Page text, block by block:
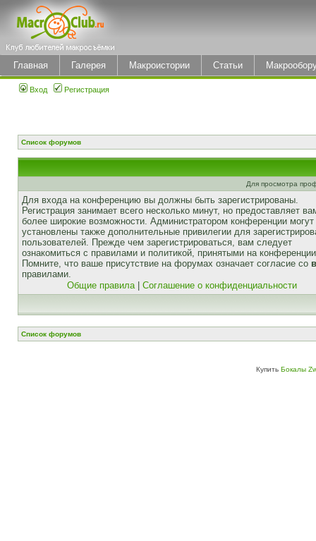
Главная Галерея Макроистории Статьи
Вход Регистрация
Список форумов
Для просмотра
Для входа на конференцию вы должны быть зарегистрированы.
Регистрация занимает всего несколько минут, но предоставляет
более широкие возможности. Администратором конференции
установлены также дополнительные привилегии для
пользователей. Прежде чем зарегистрироваться, вам следует
ознакомиться с правилами и политикой, принятыми на
Помните, что ваше присутствие на форумах означает согласие со
правилами.
Общие правила| Соглашение о конфиденциальности
Список форумов
Купить Бокалы